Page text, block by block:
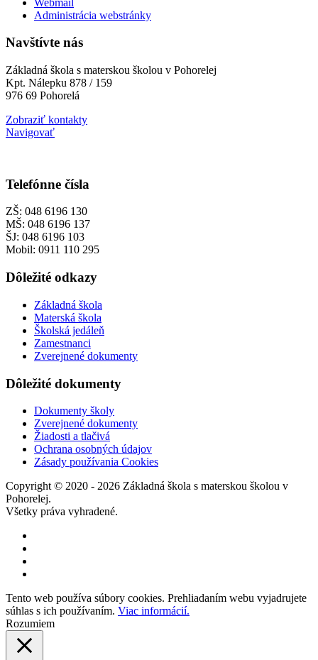
Administrácia webstránky
Navštívte nás
Základná škola s materskou školou v Pohorelej
Kpt. Nálepku 878 / 159
976 69 Pohorelá
Zobraziť kontakty
Navigovať
Telefónne čísla
ZŠ: 048 6196 130
MŠ: 048 6196 137
ŠJ: 048 6196 103
Mobil: 0911 110 295
Dôležité odkazy
Základná škola
Materská škola
Školská jedáleň
Zamestnanci
Zverejnené dokumenty
Dôležité dokumenty
Dokumenty školy
Zverejnené dokumenty
Žiadosti a tlačivá
Ochrana osobných údajov
Zásady používania Cookies
Copyright © 2020 - 2026 Základná škola s materskou školou v
Pohorelej.
Všetky práva vyhradené.
Tento web používa súbory cookies. Prehliadaním webu vyjadrujete
súhlas s ich používaním. Viac informácií.
Rozumiem